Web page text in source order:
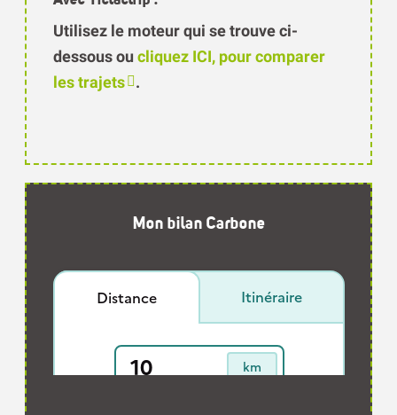
Utilisez le moteur qui se trouve ci-
dessous ou cliquez ICI, pour comparer
les trajets
.
Mon bilan Carbone